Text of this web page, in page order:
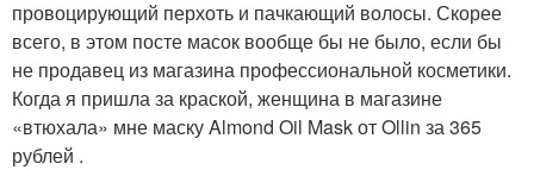
провоцирующий перхоть и пачкающий волосы. Скорее
всего, в этом посте масок вообще бы не было, если бы
не продавец из магазина профессиональной косметики.
Когда я пришла за краской, женщина в магазине
«втюхала» мне маску Almond Oil Mask от Ollin за 365
рублей .